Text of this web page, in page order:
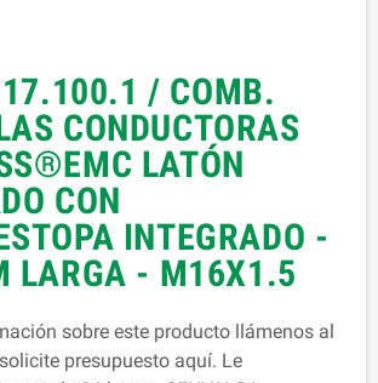
/ COMB.
CONDUCTORAS
LATÓN
CON
INTEGRADO -
LARGA - M16X1.5
sobre este producto llámenos al
presupuesto aquí. Le